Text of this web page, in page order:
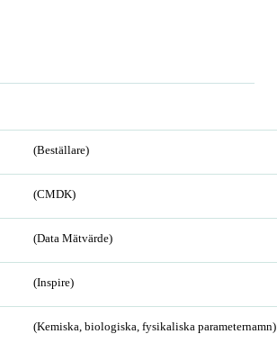
(Beställare)
(CMDK)
(Data Mätvärde)
(Inspire)
(Kemiska, biologiska, fysikaliska parameternamn)